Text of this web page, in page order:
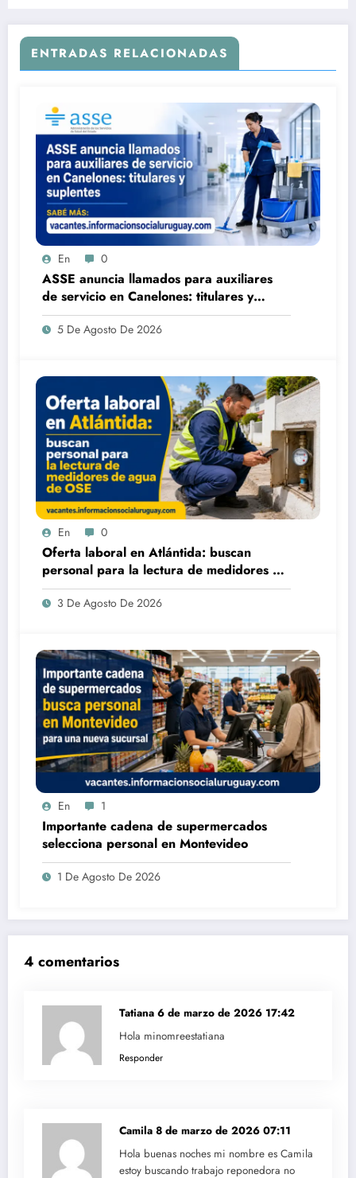
ENTRADAS RELACIONADAS
En 0
ASSE anuncia llamados para auxiliares
de servicio en Canelones: titulares y
suplentes
5 De Agosto De 2026
En 0
Oferta laboral en Atlántida: buscan
personal para la lectura de medidores de
agua de OSE
3 De Agosto De 2026
En 1
Importante cadena de supermercados
selecciona personal en Montevideo
1 De Agosto De 2026
4 comentarios
Tatiana 6 de marzo de 2026 17:42
Hola minomreestatiana
Responder
Camila 8 de marzo de 2026 07:11
Hola buenas noches mi nombre es Camila
estoy buscando trabajo reponedora no